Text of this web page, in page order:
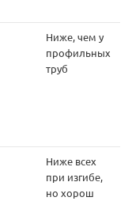
Ниже, чем у
профильных
труб
Ниже всех
при изгибе,
но хорош